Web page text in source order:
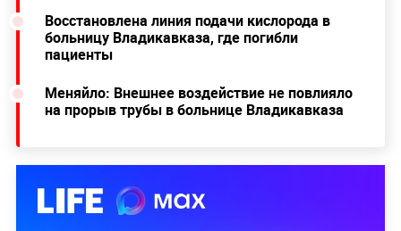
Восстановлена линия подачи кислорода в
больницу Владикавказа, где погибли
пациенты
Меняйло: Внешнее воздействие не повлияло
на прорыв трубы в больнице Владикавказа